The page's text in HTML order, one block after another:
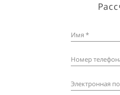
Имя *
Номер
Электронная